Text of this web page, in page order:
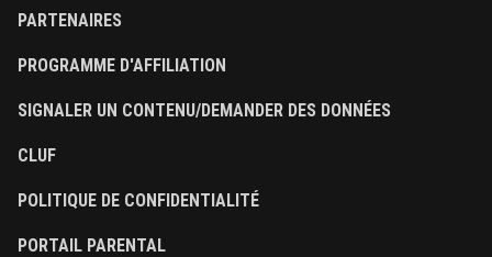
PARTENAIRES
PROGRAMME D'AFFILIATION
SIGNALER UN CONTENU/DEMANDER DES DONNÉES
CLUF
POLITIQUE DE CONFIDENTIALITÉ
PORTAIL PARENTAL